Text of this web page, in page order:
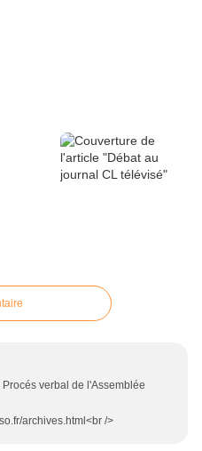
verbal de l'Assemblée
archives.html<br />